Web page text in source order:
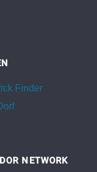
Finder
NETWORK